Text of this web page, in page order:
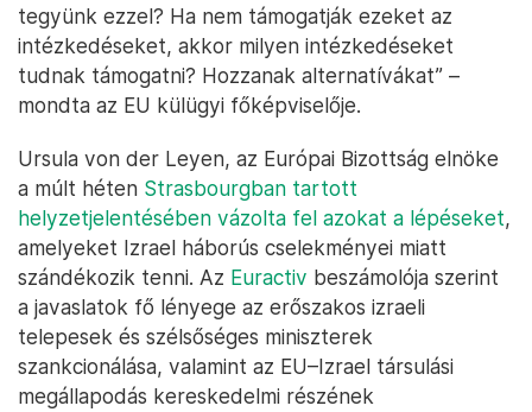
tegyünk ezzel? Ha nem támogatják ezeket az
intézkedéseket, akkor milyen intézkedéseket
tudnak támogatni? Hozzanak alternatívákat” –
mondta az EU külügyi főképviselője.
Ursula von der Leyen, az Európai Bizottság elnöke
a múlt héten Strasbourgban tartott
helyzetjelentésében vázolta fel azokat a lépéseket,
amelyeket Izrael háborús cselekményei miatt
szándékozik tenni. Az Euractiv beszámolója szerint
a javaslatok fő lényege az erőszakos izraeli
telepesek és szélsőséges miniszterek
szankcionálása, valamint az EU–Izrael társulási
megállapodás kereskedelmi részének